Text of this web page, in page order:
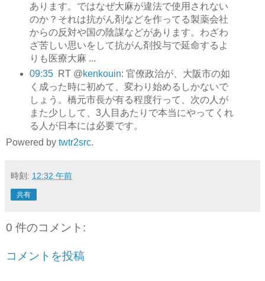
あります。ではなぜ大麻が違法で使用されない
のか？それは抗がん剤などを作ってる製薬会社
からの反対や国の陰謀などがあります。わざわ
ざ苦しい思いをして抗がん剤投与で延命するよ
りも医療大麻 ...
09:35
RT @kenkouin: 官僚政治が、大阪市の如
く成った時に初めて、変わり始めるしかないで
しょう。橋元市長が有る程度行って、次の人が
また少しして、3人目あたりで本当にやってくれ
る人が日本には必要です。
Powered by twtr2src.
時刻: 12:32 午前
共有
0 件のコメント:
コメントを投稿